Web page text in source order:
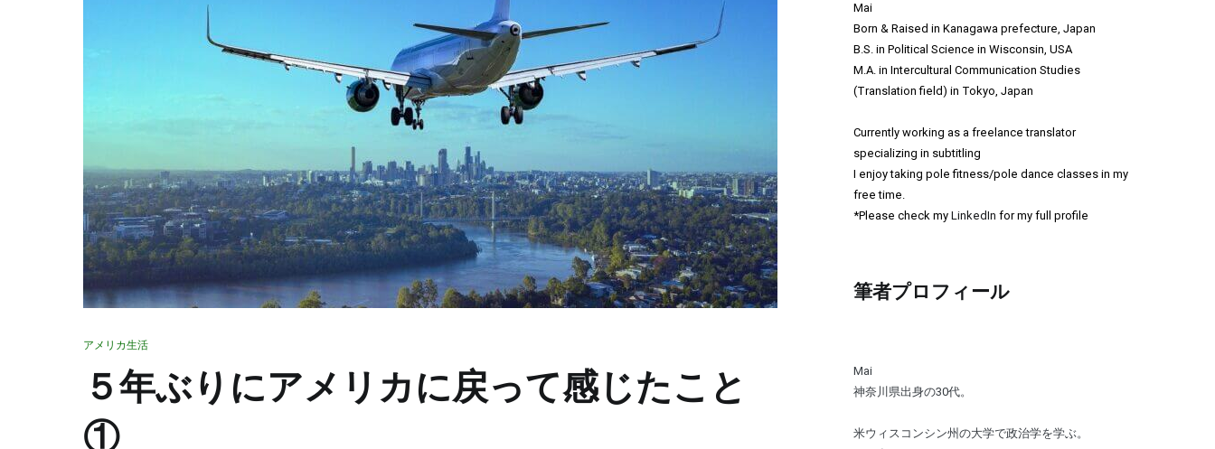
アメリカ生活
５年ぶりにアメリカに戻って感じたこと
Mai
Born & Raised in Kanagawa prefecture, Japan
B.S. in Political Science in Wisconsin, USA
M.A. in Intercultural Communication Studies
(Translation field) in Tokyo, Japan
Currently working as a freelance translator
specializing in subtitling
I enjoy taking pole fitness/pole dance classes in my
free time.
*Please check my LinkedIn for my full profile
筆者プロフィール
Mai
神奈川県出身の30代。
米ウィスコンシン州の大学で政治学を学ぶ。